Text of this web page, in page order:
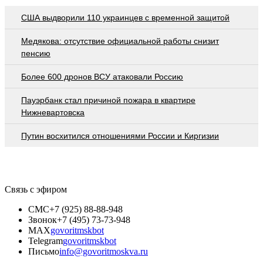
США выдворили 110 украинцев с временной защитой
Медякова: отсутствие официальной работы снизит
пенсию
Более 600 дронов ВСУ атаковали Россию
Пауэрбанк стал причиной пожара в квартире
Нижневартовска
Путин восхитился отношениями России и Киргизии
Связь с эфиром
СМС+7 (925) 88-88-948
Звонок+7 (495) 73-73-948
MAXgovoritmskbot
Telegramgovoritmskbot
Письмоinfo@govoritmoskva.ru